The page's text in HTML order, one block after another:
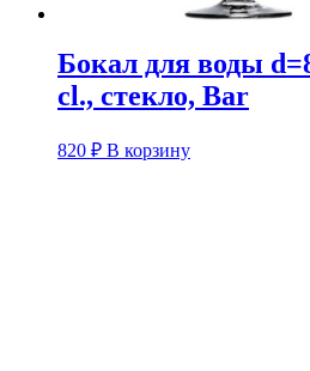
Бокал для воды
cl., стекло, Bar
820 ₽ В корзину